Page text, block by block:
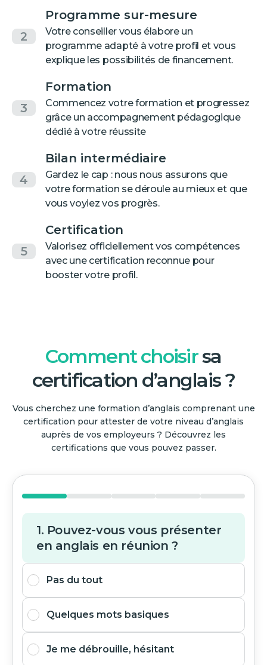
2
Programme sur-mesure
Votre conseiller vous élabore un
programme adapté à votre profil et vous
explique les possibilités de financement.
3
Formation
Commencez votre formation et progressez
grâce un accompagnement pédagogique
dédié à votre réussite
4
Bilan intermédiaire
Gardez le cap : nous nous assurons que
votre formation se déroule au mieux et que
vous voyiez vos progrès.
5
Certification
Valorisez officiellement vos compétences
avec une certification reconnue pour
booster votre profil.
Comment choisirsa
certification d’anglais ?
Vous cherchez une formation d’anglais comprenant une
certification pour attester de votre niveau d’anglais
auprès de vos employeurs ? Découvrez les
certifications que vous pouvez passer.
1. Pouvez-vous vous présenter
en anglais en réunion ?
Pas du tout
Quelques mots basiques
Je me débrouille, hésitant